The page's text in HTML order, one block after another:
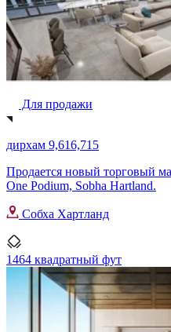
Для продажи
дирхам 9,616,715
Продается новый торговый
One Podium, Sobha Hartland.
Собха Хартланд
1464 квадратный фут